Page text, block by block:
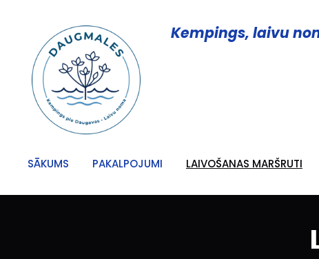
Kempings, laivu
SĀKUMS PAKALPOJUMI LAIVOŠANAS MARŠRUTI